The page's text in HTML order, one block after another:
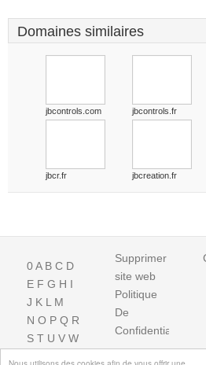
Domaines similaires
jbcontrols.com jbcontrols.fr
jbcr.fr jbcreation.fr
0A B C D
E F G H I
J K L M
N O P Q R
S T U V W
Supprimer
site web
Politique
De
Confidentialite